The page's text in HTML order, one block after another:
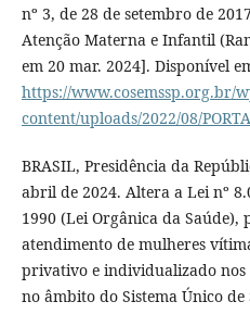
nº 3, de 28 de setembro de
Atenção Materna e Infantil
em 20 mar. 2024]. Disponível
https://www.cosemssp.org.br/
content/uploads/2022/08/
BRASIL, Presidência da
abril de 2024. Altera a Lei nº
1990 (Lei Orgânica da Saúde),
atendimento de mulheres
privativo e individualizado nos
no âmbito do Sistema Único de